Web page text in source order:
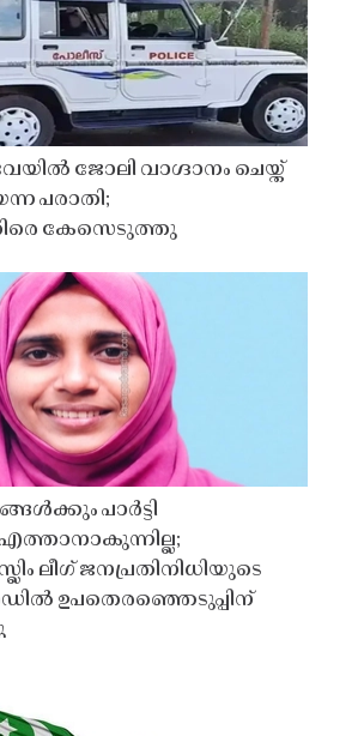
ജോലി വാഗ്ദാനം ചെയ്ത്
പരാതി;
കേസെടുത്തു
പാർട്ടി
ലീഗ് ജനപ്രതിനിധിയുടെ
ഉപതെരഞ്ഞെടുപ്പിന്